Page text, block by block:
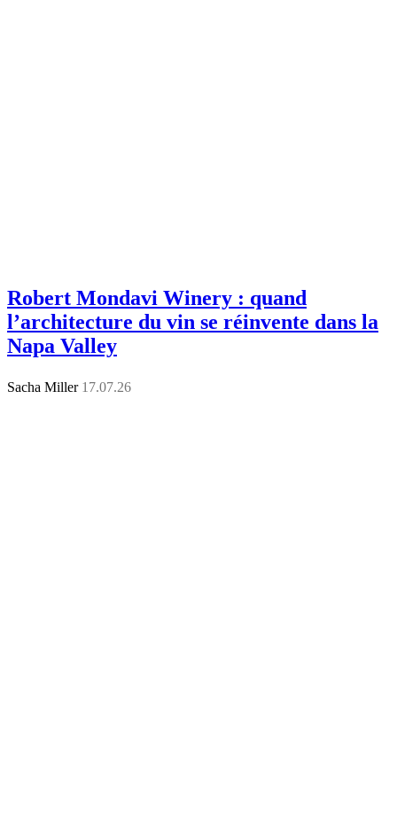
Robert Mondavi Winery : quand
l’architecture du vin se réinvente dans la
Napa Valley
Sacha Miller 17.07.26